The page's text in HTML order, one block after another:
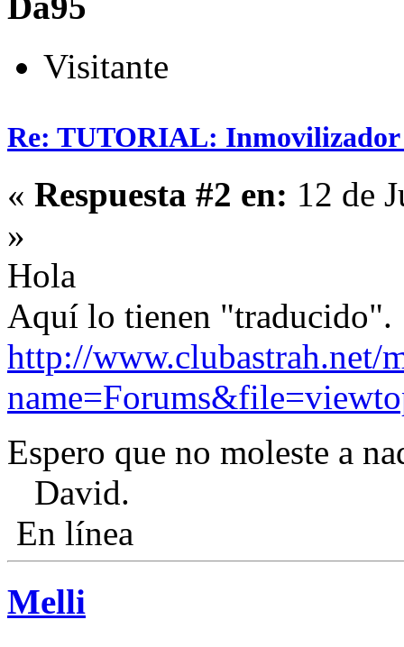
Visitante
Re: TUTORIAL: Inmovilizador
« Respuesta #2 en: 12 de
»
Hola
Aquí lo tienen "traducido".
http://www.clubastrah.net/
Espero que no moleste a
David.
En línea
Melli